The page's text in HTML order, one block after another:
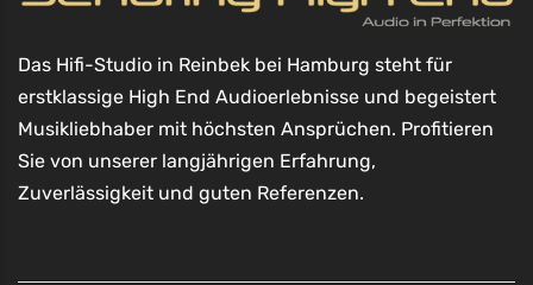
Das Hifi-Studio in Reinbek bei Hamburg steht für
erstklassige High End Audioerlebnisse und begeistert
Musikliebhaber mit höchsten Ansprüchen. Profitieren
Sie von unserer langjährigen Erfahrung,
Zuverlässigkeit und guten Referenzen.